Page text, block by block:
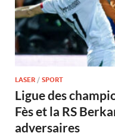
LASER / SPORT
Ligue des
Fès et la RS
adversaires